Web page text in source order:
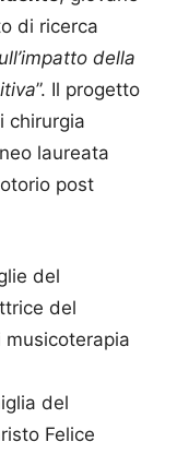
di ricerca
della
”. Il progetto
chirurgia
laureata
post
del
del
del
Felice